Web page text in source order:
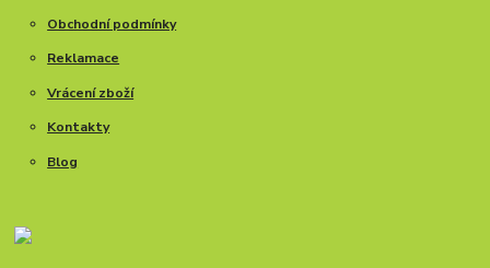
Obchodní podmínky
Reklamace
Vrácení zboží
Kontakty
Blog